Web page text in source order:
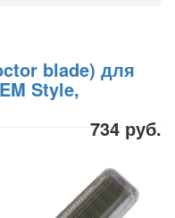
blade) для
Style,
734 руб.